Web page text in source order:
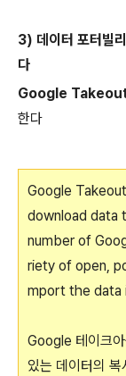
3) 데이터 포터빌
다
Google
한다
Google
download data
number of
riety of open,
mport the data
Google 테이크
있는 데이터의